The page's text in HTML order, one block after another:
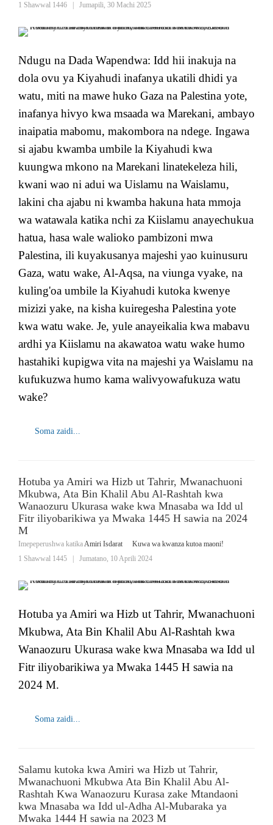
1 Shawwal 1446 Jumapili, 30 Machi 2025
Ndugu na Dada Wapendwa: Idd hii inakuja na
dola ovu ya Kiyahudi inafanya ukatili dhidi ya
watu, miti na mawe huko Gaza na Palestina yote,
inafanya hivyo kwa msaada wa Marekani, ambayo
inaipatia mabomu, makombora na ndege. Ingawa
si ajabu kwamba umbile la Kiyahudi kwa
kuungwa mkono na Marekani linatekeleza hili,
kwani wao ni adui wa Uislamu na Waislamu,
lakini cha ajabu ni kwamba hakuna hata mmoja
wa watawala katika nchi za Kiislamu anayechukua
hatua, hasa wale walioko pambizoni mwa
Palestina, ili kuyakusanya majeshi yao kuinusuru
Gaza, watu wake, Al-Aqsa, na viunga vyake, na
kuling'oa umbile la Kiyahudi kutoka kwenye
mizizi yake, na kisha kuiregesha Palestina yote
kwa watu wake. Je, yule anayeikalia kwa mabavu
ardhi ya Kiislamu na akawatoa watu wake humo
hastahiki kupigwa vita na majeshi ya Waislamu na
kufukuzwa humo kama walivyowafukuza watu
wake?
Soma zaidi...
Hotuba ya Amiri wa Hizb ut Tahrir, Mwanachuoni
Mkubwa, Ata Bin Khalil Abu Al-Rashtah kwa
Wanaozuru Ukurasa wake kwa Mnasaba wa Idd ul
Fitr iliyobarikiwa ya Mwaka 1445 H sawia na 2024
M
Imepeperushwa katikaAmiri Isdarat
Kuwa wa kwanza kutoa maoni!
1 Shawwal 1445
Jumatano, 10 Aprili 2024
Hotuba ya Amiri wa Hizb ut Tahrir, Mwanachuoni
Mkubwa, Ata Bin Khalil Abu Al-Rashtah kwa
Wanaozuru Ukurasa wake kwa Mnasaba wa Idd ul
Fitr iliyobarikiwa ya Mwaka 1445 H sawia na
2024 M.
Soma zaidi...
Salamu kutoka kwa Amiri wa Hizb ut Tahrir,
Mwanachuoni Mkubwa Ata Bin Khalil Abu Al-
Rashtah Kwa Wanaozuru Kurasa zake Mtandaoni
kwa Mnasaba wa Idd ul-Adha Al-Mubaraka ya
Mwaka 1444 H sawia na 2023 M